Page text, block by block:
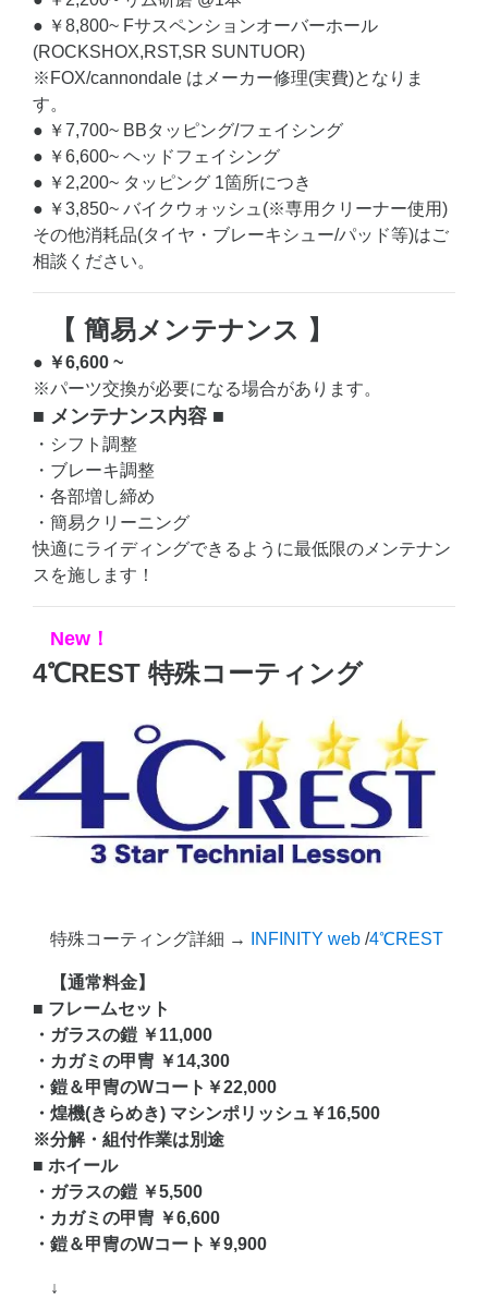
● ￥8,800~ Fサスペンションオーバーホール
(ROCKSHOX,RST,SR SUNTUOR)
※FOX/cannondale はメーカー修理(実費)となりま
す。
● ￥7,700~ BBタッピング/フェイシング
● ￥6,600~ ヘッドフェイシング
● ￥2,200~ タッピング 1箇所につき
● ￥3,850~ バイクウォッシュ(※専用クリーナー使用)
その他消耗品(タイヤ・ブレーキシュー/パッド等)はご
相談ください。
【 簡易メンテナンス 】
● ￥6,600 ~
※パーツ交換が必要になる場合があります。
■ メンテナンス内容 ■
・シフト調整
・ブレーキ調整
・各部増し締め
・簡易クリーニング
快適にライディングできるように最低限のメンテナン
スを施します！
New！
4℃REST 特殊コーティング
特殊コーティング詳細 → INFINITY web /4℃REST
【通常料金】
■ フレームセット
・ガラスの鎧 ￥11,000
・カガミの甲冑 ￥14,300
・鎧＆甲冑のWコート￥22,000
・煌機(きらめき) マシンポリッシュ￥16,500
※分解・組付作業は別途
■ ホイール
・ガラスの鎧 ￥5,500
・カガミの甲冑 ￥6,600
・鎧＆甲冑のWコート￥9,900
↓